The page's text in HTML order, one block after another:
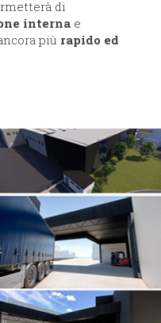
di
interna e
più rapido ed